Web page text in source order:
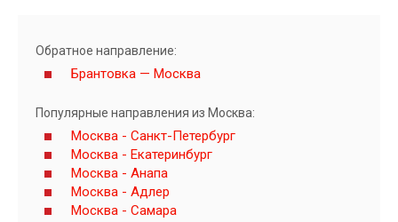
Обратное направление:
Брантовка — Москва
Популярные направления из Москва:
Москва - Санкт-Петербург
Москва - Екатеринбург
Москва - Анапа
Москва - Адлер
Москва - Самара